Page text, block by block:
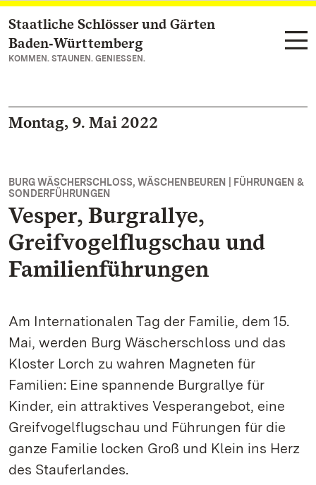
Zum Hauptinhalt springen
Staatliche Schlösser und Gärten
Baden‑Württemberg
KOMMEN. STAUNEN. GENIESSEN.
Montag, 9. Mai 2022
BURG WÄSCHERSCHLOSS, WÄSCHENBEUREN | FÜHRUNGEN &
SONDERFÜHRUNGEN
Vesper, Burgrallye,
Greifvogelflugschau und
Familienführungen
Am Internationalen Tag der Familie, dem 15.
Mai, werden Burg Wäscherschloss und das
Kloster Lorch zu wahren Magneten für
Familien: Eine spannende Burgrallye für
Kinder, ein attraktives Vesperangebot, eine
Greifvogelflugschau und Führungen für die
ganze Familie locken Groß und Klein ins Herz
des Stauferlandes.